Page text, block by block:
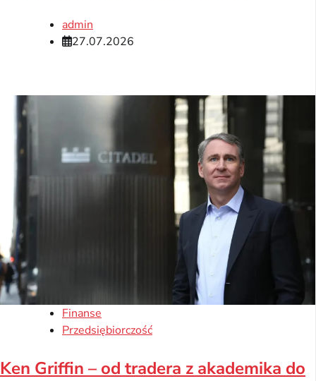
admin
27.07.2026
Finanse
Przedsiębiorczość
Ken Griffin – od tradera z akademika do